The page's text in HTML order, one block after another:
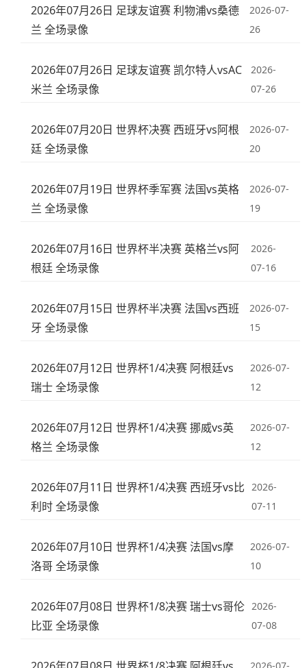
2026年07月26日 足球友谊赛 利物浦vs桑德
兰 全场录像
2026-07-
26
2026年07月26日 足球友谊赛 凯尔特人vsAC
米兰 全场录像
2026-
07-26
2026年07月20日 世界杯决赛 西班牙vs阿根
廷 全场录像
2026-07-
20
2026年07月19日 世界杯季军赛 法国vs英格
兰 全场录像
2026-07-
19
2026年07月16日 世界杯半决赛 英格兰vs阿
根廷 全场录像
2026-
07-16
2026年07月15日 世界杯半决赛 法国vs西班
牙 全场录像
2026-07-
15
2026年07月12日 世界杯1/4决赛 阿根廷vs
瑞士 全场录像
2026-07-
12
2026年07月12日 世界杯1/4决赛 挪威vs英
格兰 全场录像
2026-07-
12
2026年07月11日 世界杯1/4决赛 西班牙vs比
利时 全场录像
2026-
07-11
2026年07月10日 世界杯1/4决赛 法国vs摩
洛哥 全场录像
2026-07-
10
2026年07月08日 世界杯1/8决赛 瑞士vs哥伦
比亚 全场录像
2026-
07-08